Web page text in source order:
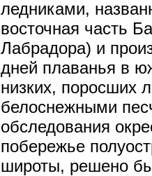
ледниками,
восточная часть
Лабрадора) и
дней плаванья в
низких, поросших
белоснежными
обследования
побережье
широты, решено